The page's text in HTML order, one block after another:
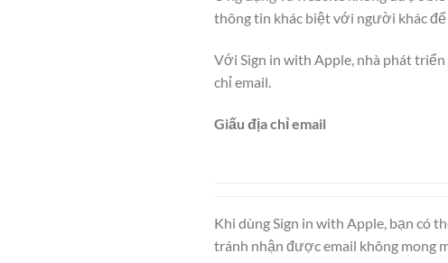
thông tin khác biệt với người khác
Với Sign in with Apple, nhà phát
chỉ email.
Giấu địa chỉ email
Khi dùng Sign in with Apple, bạn có
tránh nhận được email không mong